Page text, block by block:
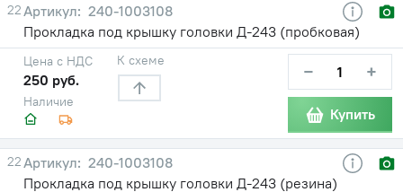
22
240-1003108
Прокладка под крышку головки Д-243 (пробковая)
Наличие
Цена с НДС
250 руб.
К схеме − +
Купить
22
240-1003108
Прокладка под крышку головки Д-243 (резина)